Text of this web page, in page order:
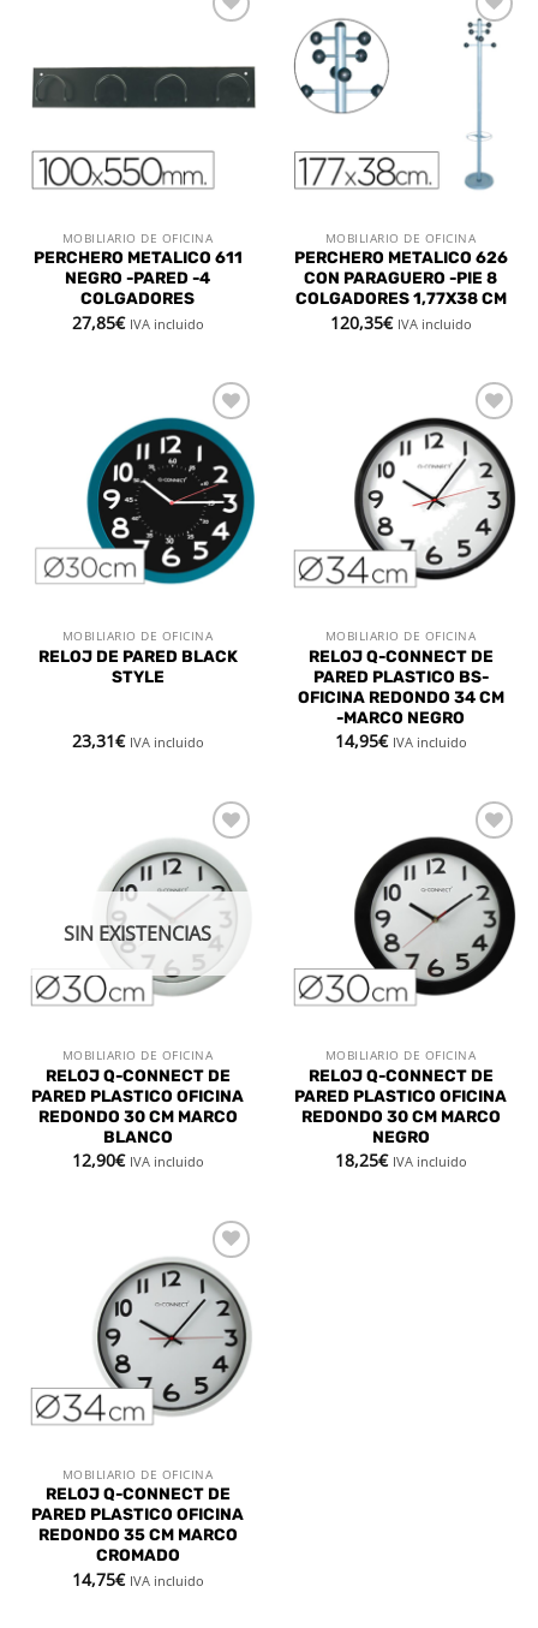
lista de
MOBILIARIO DE OFICINA
PERCHERO METALICO 611
NEGRO -PARED -4
COLGADORES
27,85€ IVA incluido
Añadir
MOBILIARIO DE OFICINA
PERCHERO METALICO 626
CON PARAGUERO -PIE 8
COLGADORES 1,77X38 CM
120,35€ IVA incluido
Añadir
a la
lista de
deseos
MOBILIARIO DE OFICINA
RELOJ DE PARED BLACK
STYLE
23,31€ IVA incluido
Añadir
a la
lista de
deseos
MOBILIARIO DE OFICINA
RELOJ Q-CONNECT DE
PARED PLASTICO BS-
OFICINA REDONDO 34 CM
-MARCO NEGRO
14,95€ IVA incluido
Añadir
a la
lista de
deseos
SIN EXISTENCIAS
MOBILIARIO DE OFICINA
RELOJ Q-CONNECT DE
PARED PLASTICO OFICINA
REDONDO 30 CM MARCO
BLANCO
12,90€ IVA incluido
Añadir
a la
lista de
deseos
MOBILIARIO DE OFICINA
RELOJ Q-CONNECT DE
PARED PLASTICO OFICINA
REDONDO 30 CM MARCO
NEGRO
18,25€ IVA incluido
Añadir
a la
lista de
deseos
MOBILIARIO DE OFICINA
RELOJ Q-CONNECT DE
PARED PLASTICO OFICINA
REDONDO 35 CM MARCO
CROMADO
14,75€ IVA incluido